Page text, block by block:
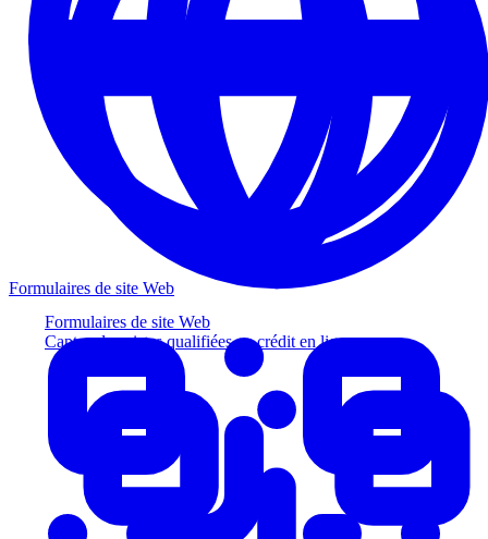
Formulaires de site Web
Captez des pistes qualifiées au crédit en ligne
Formulaires de site Web